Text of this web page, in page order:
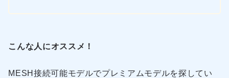
こんな人にオススメ！
MESH接続可能モデルでプレミアムモデルを探してい